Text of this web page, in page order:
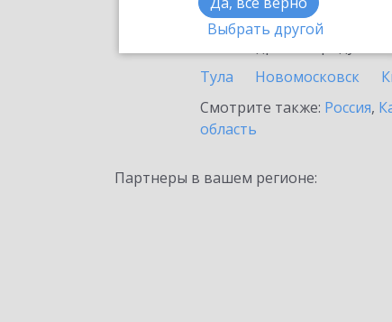
Выбрать другой
Ознакомьтесь с
Тула
Новомосковск
Смотрите также: Россия,
область
Партнеры в вашем регионе: